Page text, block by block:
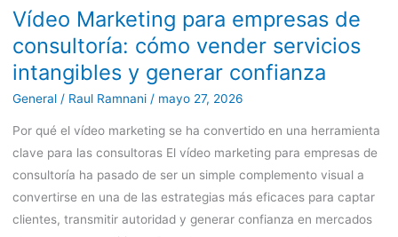
Vídeo Marketing para empresas de
consultoría: cómo vender servicios
intangibles y generar confianza
General/ Raul Ramnani / mayo 27, 2026
Por qué el vídeo marketing se ha convertido en una herramienta
clave para las consultoras El vídeo marketing para empresas de
consultoría ha pasado de ser un simple complemento visual a
convertirse en una de las estrategias más eficaces para captar
clientes, transmitir autoridad y generar confianza en mercados
y
confianza